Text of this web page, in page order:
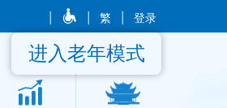
繁 登录
进入老年模式